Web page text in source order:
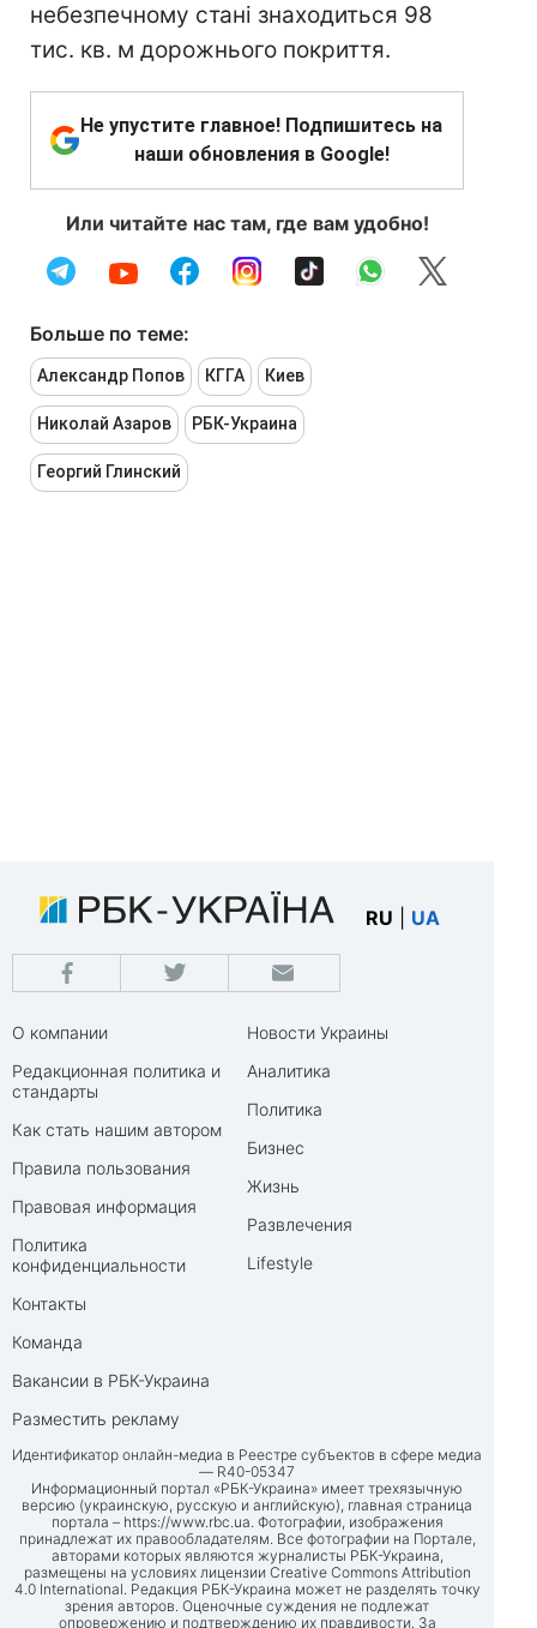
небезпечному стані знаходиться 98
тис. кв. м дорожнього покриття.
Не упустите главное! Подпишитесь на
наши обновления в Google!
Или читайте нас там, где вам удобно!
Больше по теме:
Александр Попов КГГА Киев
Николай Азаров РБК-Украина
Георгий Глинский
RU UA
О компании
Редакционная политика и
стандарты
Как стать нашим автором
Правила пользования
Правовая информация
Политика
конфиденциальности
Контакты
Команда
Вакансии в РБК-Украина
Разместить рекламу
Новости Украины
Аналитика
Политика
Бизнес
Жизнь
Развлечения
Lifestyle
Идентификатор онлайн-медиа в Реестре субъектов в сфере медиа
— R40-05347
Информационный портал «РБК-Украина» имеет трехязычную
версию (украинскую, русскую и английскую), главная страница
портала – https://www.rbc.ua. Фотографии, изображения
принадлежат их правообладателям. Все фотографии на Портале,
авторами которых являются журналисты РБК-Украина,
размещены на условиях лицензии Creative Commons Attribution
4.0 International. Редакция РБК-Украина может не разделять точку
зрения авторов. Оценочные суждения не подлежат
опровержению и подтверждению их правдивости. За